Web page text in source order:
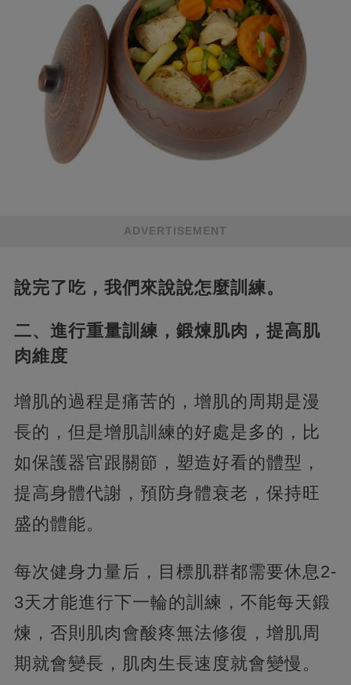
ADVERTISEMENT
說完了吃，我們來說說怎麼訓練。
二、進行重量訓練，鍛煉肌肉，提高肌
肉維度
增肌的過程是痛苦的，增肌的周期是漫
長的，但是增肌訓練的好處是多的，比
如保護器官跟關節，塑造好看的體型，
提高身體代謝，預防身體衰老，保持旺
盛的體能。
每次健身力量后，目標肌群都需要休息2-
3天才能進行下一輪的訓練，不能每天鍛
煉，否則肌肉會酸疼無法修復，增肌周
期就會變長，肌肉生長速度就會變慢。